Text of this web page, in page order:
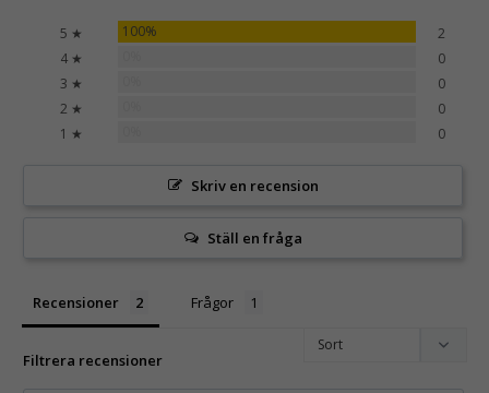
5 ★ 100%
2
4 ★
0
3 ★
0
2 ★
0
1 ★
0
Skriv en recension
Ställ en fråga
Recensioner Frågor
Filtrera recensioner